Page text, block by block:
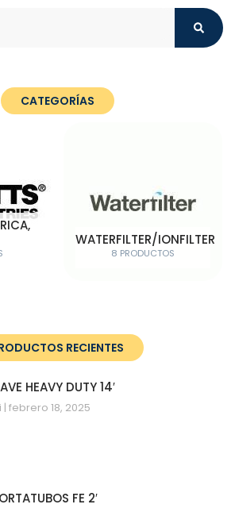
CATEGORÍAS
WATERFILTER/IONFILTER
8 PRODUCTOS
RECIENTES
HEAVY DUTY 14′
febrero 18, 2025
FE 2′